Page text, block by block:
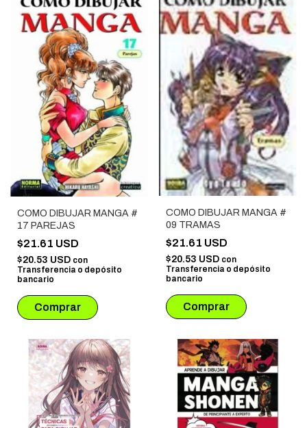
COMO DIBUJAR MANGA #
17 PAREJAS
$21.61 USD
$20.53 USD con
Transferencia o depósito
bancario
COMO DIBUJAR MANGA #
09 TRAMAS
$21.61 USD
$20.53 USD con
Transferencia o depósito
bancario